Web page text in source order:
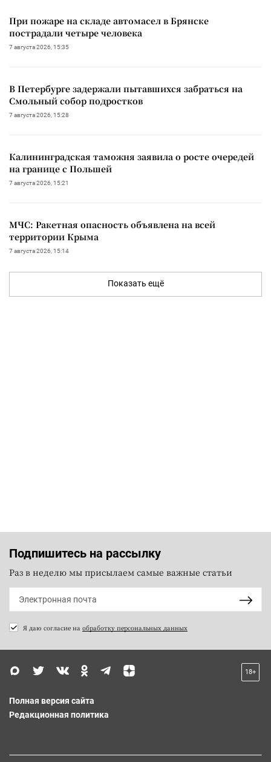
При пожаре на складе автомасел в Брянске
пострадали четыре человека
7 августа 2026, 15:35
В Петербурге задержали пытавшихся забраться на
Смольный собор подростков
7 августа 2026, 15:28
Калининградская таможня заявила о росте очередей
на границе с Польшей
7 августа 2026, 15:21
МЧС: Ракетная опасность объявлена на всей
территории Крыма
7 августа 2026, 15:14
Показать ещё
Подпишитесь на рассылку
Раз в неделю мы присылаем самые важные статьи
Я даю согласие на обработку персональных данных
18+
Полная версия сайта
Редакционная политика